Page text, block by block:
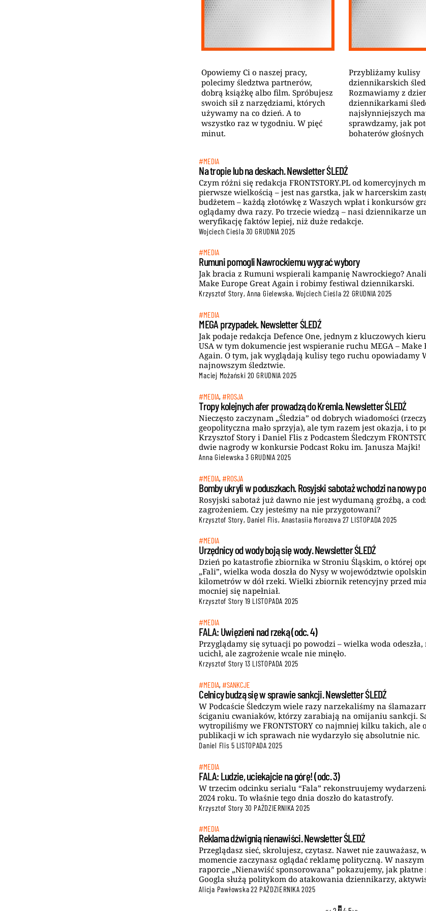
Opowiemy Ci o naszej pracy,
polecimy śledztwa partnerów,
dobrą książkę albo film. Spróbujesz
swoich sił z narzędziami, których
używamy na co dzień. A to
wszystko raz w tygodniu. W pięć
minut.
Przybliżamy kulisy
dziennikarskich
Rozmawiamy z
dziennikarkami
najsłynniejszych
sprawdzamy, jak
bohaterów głośnych
#MEDIA
Na tropie lub na deskach. Newsletter ŚLEDŹ
Czym różni się redakcja FRONTSTORY.PL od komercyjnych
pierwsze wielkością – jest nas garstka, jak w harcerskim
budżetem – każdą złotówkę z Waszych wpłat i konkursów
oglądamy dwa razy. Po trzecie wiedzą – nasi dziennikarze
weryfikację faktów lepiej, niż duże redakcje.
Wojciech Cieśla 30 GRUDNIA 2025
#MEDIA
Rumuni pomogli Nawrockiemu wygrać wybory
Jak bracia z Rumuni wspierali kampanię Nawrockiego?
Make Europe Great Again i robimy festiwal dziennikarski.
Krzysztof Story,Anna Gielewska,Wojciech Cieśla 22 GRUDNIA 2025
#MEDIA
MEGA przypadek. Newsletter ŚLEDŹ
Jak podaje redakcja Defence One, jednym z kluczowych
USA w tym dokumencie jest wspieranie ruchu MEGA – Make
Again. O tym, jak wyglądają kulisy tego ruchu opowiadamy
najnowszym śledztwie.
Maciej Możański 20 GRUDNIA 2025
#MEDIA,#ROSJA
Tropy kolejnych afer prowadzą do Kremla. Newsletter ŚLEDŹ
Nieczęsto zaczynam „Śledzia” od dobrych wiadomości
geopolityczna mało sprzyja), ale tym razem jest okazja, i to
Krzysztof Story i Daniel Flis z Podcastem Śledczym
dwie nagrody w konkursie Podcast Roku im. Janusza Majki!
Anna Gielewska 3 GRUDNIA 2025
#MEDIA,#ROSJA
Bomby ukryli w poduszkach. Rosyjski sabotaż wchodzi na nowy
Rosyjski sabotaż już dawno nie jest wydumaną groźbą, a
zagrożeniem. Czy jesteśmy na nie przygotowani?
Krzysztof Story, Daniel Flis,Anastasiia Morozova 27 LISTOPADA 2025
#MEDIA
Urzędnicy od wody boją się wody. Newsletter ŚLEDŹ
Dzień po katastrofie zbiornika w Stroniu Śląskim, o której
„Fali”, wielka woda doszła do Nysy w województwie
kilometrów w dół rzeki. Wielki zbiornik retencyjny przed
mocniej się napełniał.
Krzysztof Story 19 LISTOPADA 2025
#MEDIA
FALA: Uwięzieni nad rzeką (odc. 4)
Przyglądamy się sytuacji po powodzi – wielka woda
ucichł, ale zagrożenie wcale nie minęło.
Krzysztof Story 13 LISTOPADA 2025
#MEDIA,#SANKCJE
Celnicy budzą się w sprawie sankcji. Newsletter ŚLEDŹ
W Podcaście Śledczym wiele razy narzekaliśmy na
ściganiu cwaniaków, którzy zarabiają na omijaniu sankcji.
wytropiliśmy we FRONTSTORY co najmniej kilku takich, ale
publikacji w ich sprawach nie wydarzyło się absolutnie nic.
Daniel Flis 5 LISTOPADA 2025
#MEDIA
FALA: Ludzie, uciekajcie na górę! (odc. 3)
W trzecim odcinku serialu “Fala” rekonstruujemy
2024 roku. To właśnie tego dnia doszło do katastrofy.
Krzysztof Story 30 PAŹDZIERNIKA 2025
#MEDIA
Reklama dźwignią nienawiści. Newsletter ŚLEDŹ
Przeglądasz sieć, skrolujesz, czytasz. Nawet nie zauważasz,
momencie zaczynasz oglądać reklamę polityczną. W
raporcie „Nienawiść sponsorowana” pokazujemy, jak
Googla służą politykom do atakowania dziennikarzy,
Alicja Pawłowska22 PAŹDZIERNIKA 2025